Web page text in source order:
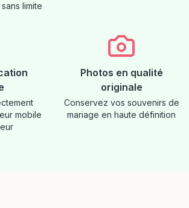
limite
mobile
Photos en qualité
originale
Conservez vos souvenirs de
mariage en haute définition